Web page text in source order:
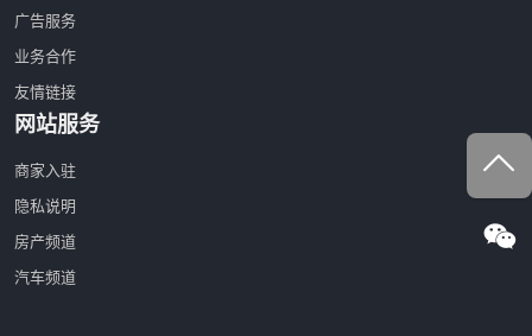
广告服务
业务合作
友情链接
网站服务
商家入驻
隐私说明
房产频道
汽车频道